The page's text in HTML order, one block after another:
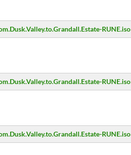
RUNE.iso
RUNE.iso
RUNE.iso